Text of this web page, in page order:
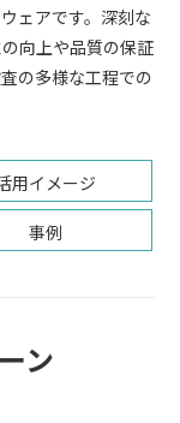
ェアです。深刻な
向上や品質の保証
の多様な工程での
用イメージ
事例
ン